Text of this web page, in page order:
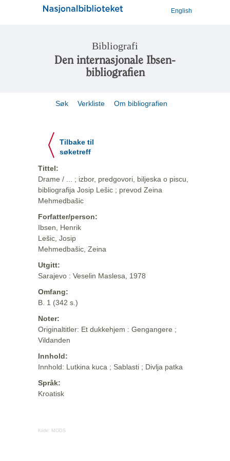
English
Bibliografi
Den internasjonale Ibsen-
bibliografien
Søk Verkliste Om bibliografien
Tilbake til
søketreff
Tittel:
Drame / ... ; izbor, predgovori, biljeska o piscu,
bibliografija Josip Lešic ; prevod Zeina
Mehmedbašic
Forfatter/person:
Ibsen, Henrik
Lešic, Josip
Mehmedbašic, Zeina
Utgitt:
Sarajevo : Veselin Maslesa, 1978
Omfang:
B. 1 (342 s.)
Noter:
Originaltitler: Et dukkehjem : Gengangere ;
Vildanden
Innhold:
Innhold: Lutkina kuca ; Sablasti ; Divlja patka
Språk:
Kroatisk
Kilde: MODS